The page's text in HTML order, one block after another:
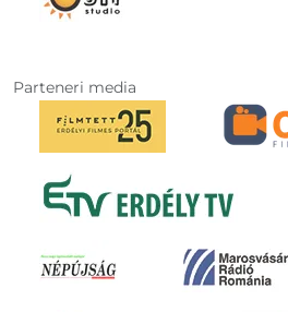
Parteneri media